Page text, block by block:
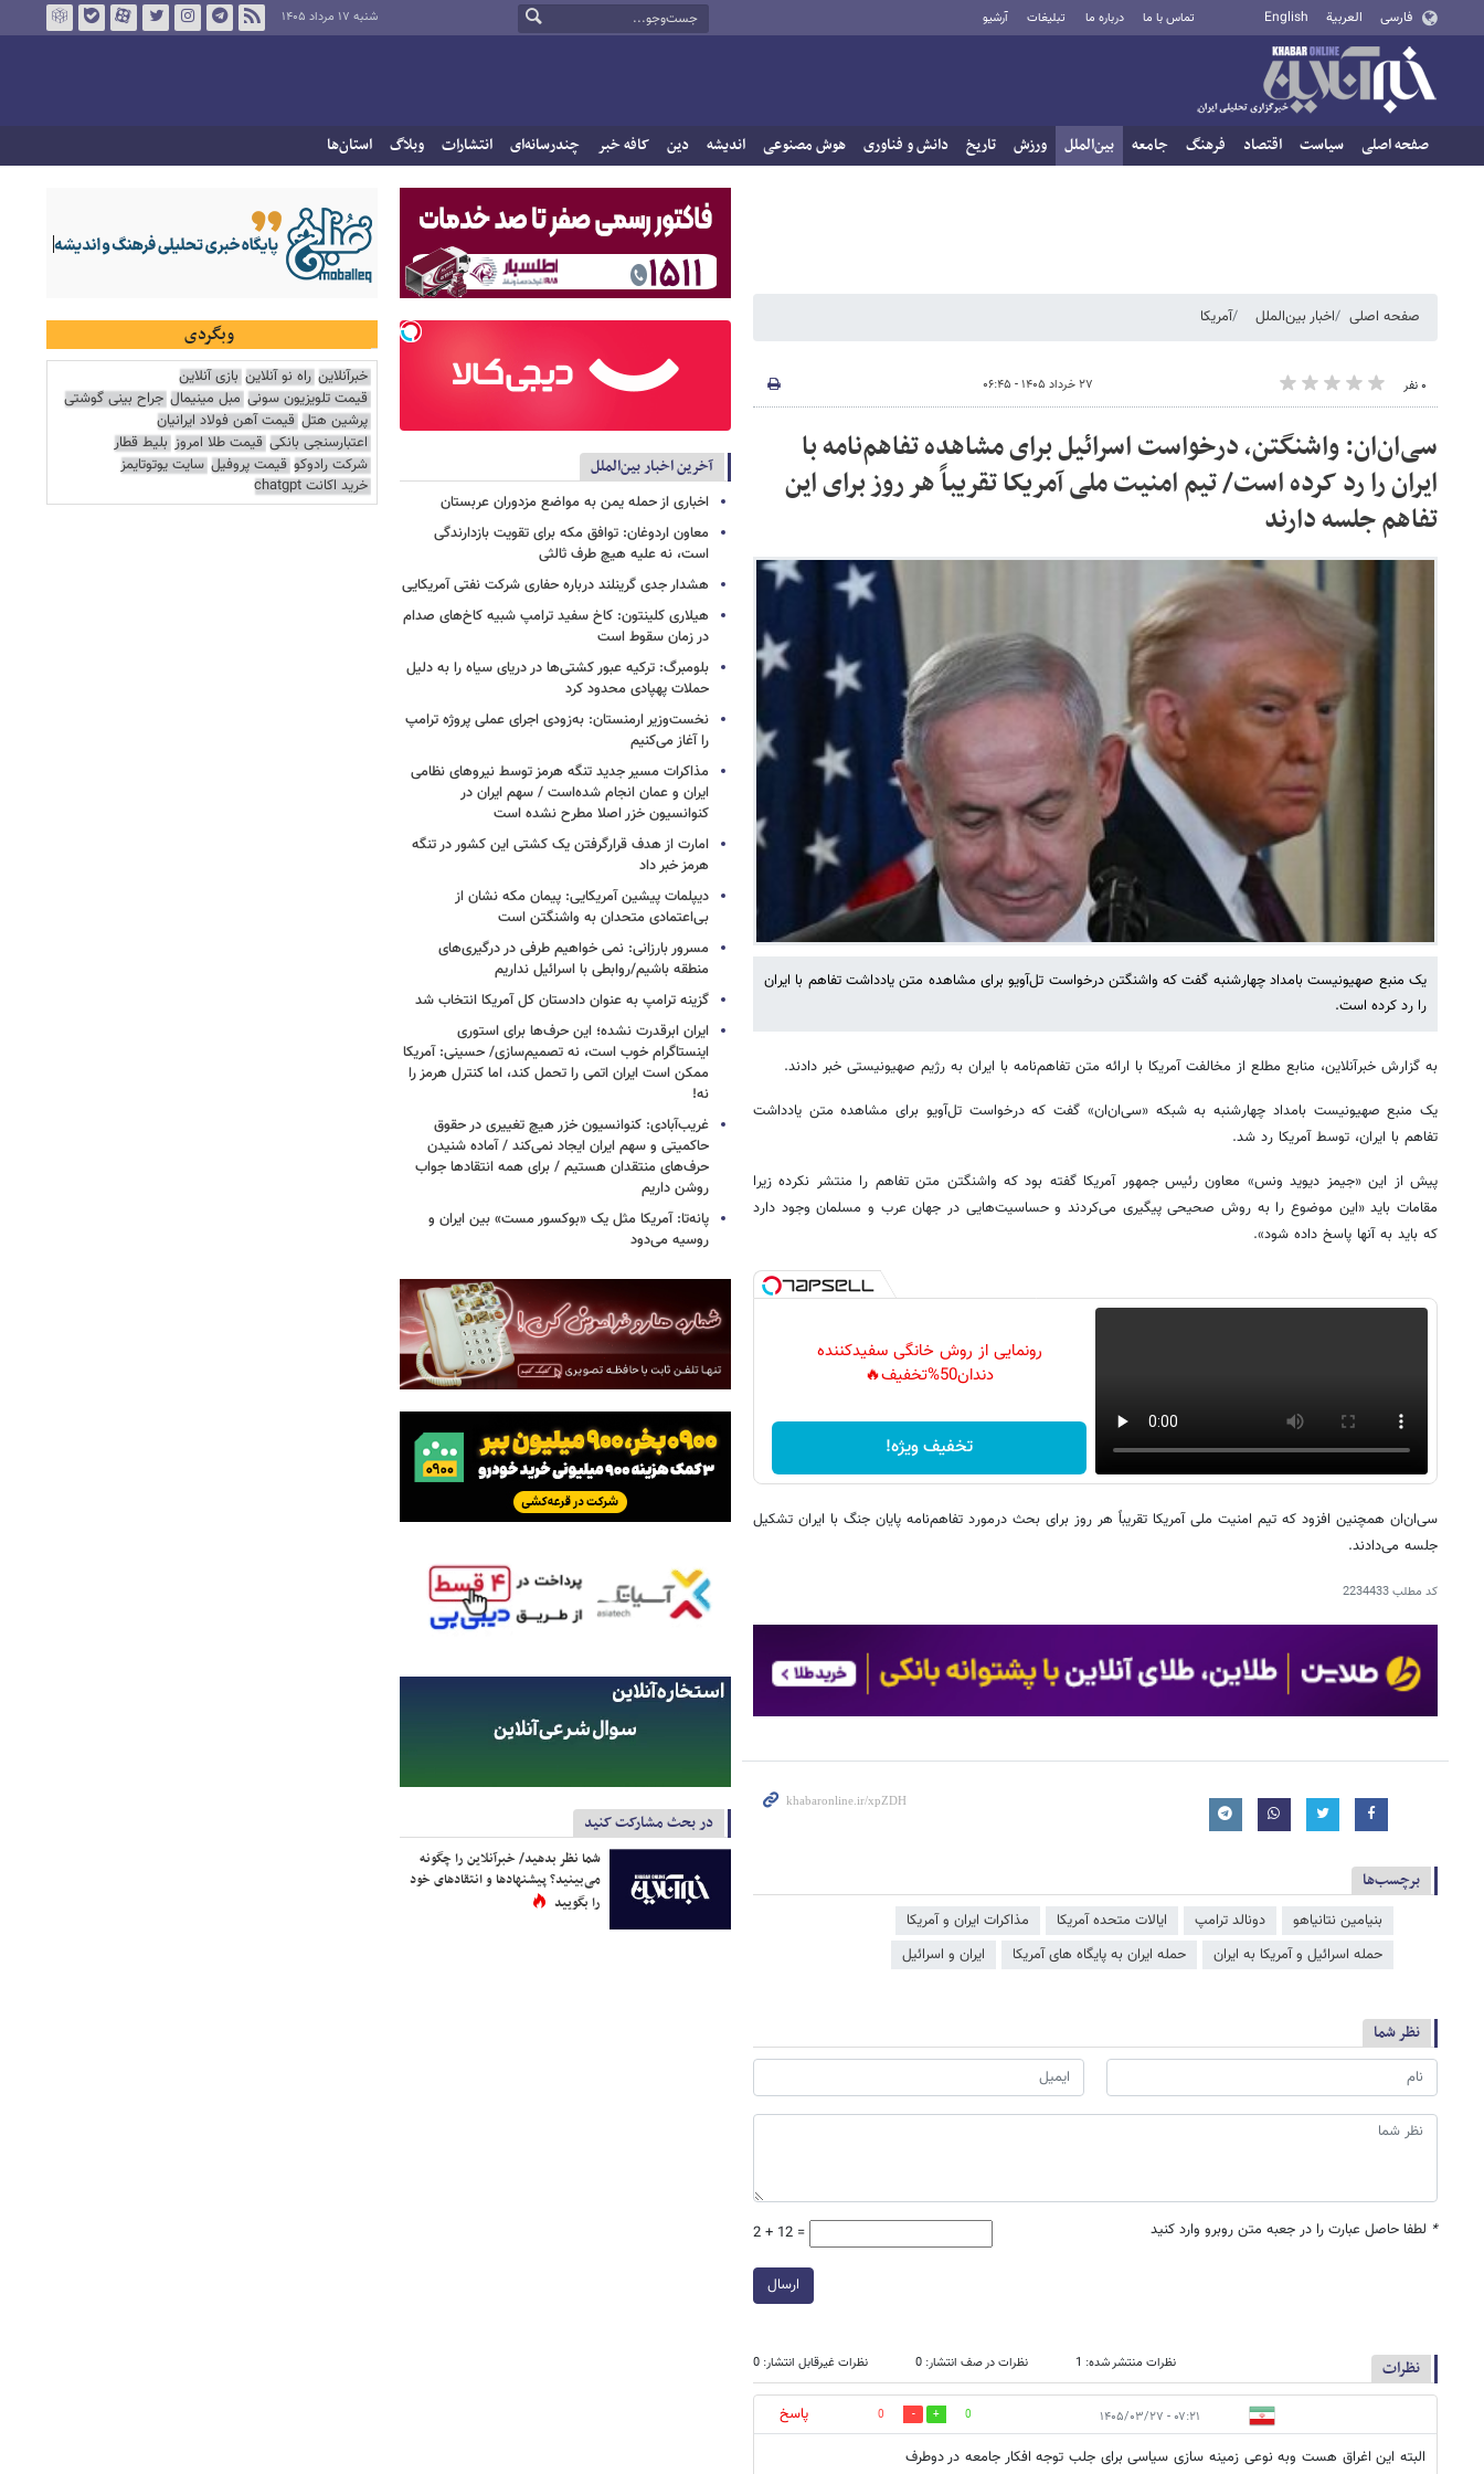
فارسی العربية English تماس با ما درباره ما تبلیغات آرشیو شنبه ۱۷ مرداد ۱۴۰۵
صفحه اصلی سیاست اقتصاد فرهنگ جامعه بین‌الملل ورزش تاریخ دانش و فناوری هوش مصنوعی اندیشه دین کافه خبر چندرسانه‌ای انتشارات وبلاگ استان‌ها
صفحه اصلی اخبار بین‌الملل آمریکا
۰ نفر ۲۷ خرداد ۱۴۰۵ - ۰۶:۴۵
سی‌ان‌ان: واشنگتن، درخواست اسرائیل برای مشاهده تفاهم‌نامه با
ایران را رد کرده است/ تیم امنیت ملی آمریکا تقریباً هر روز برای این
تفاهم جلسه دارند
یک منبع صهیونیست بامداد چهارشنبه گفت که واشنگتن درخواست تل‌آویو برای مشاهده متن یادداشت تفاهم با ایران
را رد کرده است.
به گزارش خبرآنلاین، منابع مطلع از مخالفت آمریکا با ارائه متن تفاهم‌نامه با ایران به رژیم صهیونیستی خبر دادند.
یک منبع صهیونیست بامداد چهارشنبه به شبکه «سی‌ان‌ان» گفت که درخواست تل‌آویو برای مشاهده متن یادداشت
تفاهم با ایران، توسط آمریکا رد شد.
پیش از این «جیمز دیوید ونس» معاون رئیس جمهور آمریکا گفته بود که واشنگتن متن تفاهم را منتشر نکرده زیرا
مقامات باید «این موضوع را به روش صحیحی پیگیری می‌کردند و حساسیت‌هایی در جهان عرب و مسلمان وجود دارد
که باید به آنها پاسخ داده شود».
رونمایی از روش خانگی سفیدکننده
دندان50%تخفیف🔥
تخفیف ویژه!
سی‌ان‌ان همچنین افزود که تیم امنیت ملی آمریکا تقریباً هر روز برای بحث درمورد تفاهم‌نامه پایان جنگ با ایران تشکیل
جلسه می‌دادند.
کد مطلب2234433
برچسب‌ها
بنیامین نتانیاهو دونالد ترامپ ایالات متحده آمریکا
مذاکرات ایران و آمریکا
حمله اسرائیل و آمریکا به ایران
حمله ایران به پایگاه های آمریکا ایران و اسرائیل
نظر شما
* لطفا حاصل عبارت را در جعبه متن روبرو وارد کنید 2 + 12 =
ارسال
نظرات نظرات منتشر شده: 1 نظرات در صف انتشار: 0 نظرات غیرقابل انتشار: 0
۰۷:۲۱ - ۱۴۰۵/۰۳/۲۷ 0
0
پاسخ
البته این اغراق هست وبه نوعی زمینه سازی سیاسی برای جلب توجه افکار جامعه در دوطرف
آخرین اخبار بین‌الملل
اخباری از حمله یمن به مواضع مزدوران عربستان
معاون اردوغان: توافق مکه برای تقویت بازدارندگی
است، نه علیه هیچ طرف ثالثی
هشدار جدی گرینلند درباره حفاری شرکت نفتی آمریکایی
هیلاری کلینتون: کاخ سفید ترامپ شبیه کاخ‌های صدام
در زمان سقوط است
بلومبرگ: ترکیه عبور کشتی‌ها در دریای سیاه را به دلیل
حملات پهپادی محدود کرد
نخست‌وزیر ارمنستان: به‌زودی اجرای عملی پروژه ترامپ
را آغاز می‌کنیم
مذاکرات مسیر جدید تنگه هرمز توسط نیروهای نظامی
ایران و عمان انجام شده‌است / سهم ایران در
کنوانسیون خزر اصلا مطرح نشده است
امارت از هدف قرارگرفتن یک کشتی این کشور در تنگه
هرمز خبر داد
دیپلمات پیشین آمریکایی: پیمان مکه نشان از
بی‌اعتمادی متحدان به واشنگتن است
مسرور بارزانی: نمی خواهیم طرفی در درگیری‌های
منطقه باشیم/روابطی با اسرائیل نداریم
گزینه ترامپ به عنوان دادستان کل آمریکا انتخاب شد
ایران ابرقدرت نشده؛ این حرف‌ها برای استوری
اینستاگرام خوب است، نه تصمیم‌سازی/ حسینی: آمریکا
ممکن است ایران اتمی را تحمل کند، اما کنترل هرمز را
نه!
غریب‌آبادی: کنوانسیون خزر هیچ تغییری در حقوق
حاکمیتی و سهم ایران ایجاد نمی‌کند / آماده شنیدن
حرف‌های منتقدان هستیم / برای همه انتقادها جواب
روشن داریم
پانه‌تا: آمریکا مثل یک «بوکسور مست» بین ایران و
روسیه می‌دود
در بحث مشارکت کنید
شما نظر بدهید/ خبرآنلاین را چگونه
می‌بینید؟ پیشنهادها و انتقادهای خود
را بگویید
وبگردی
خبرآنلاین راه نو آنلاین بازی آنلاین
قیمت تلویزیون سونی مبل مینیمال جراح بینی گوشتی
پرشین هتل قیمت آهن فولاد ایرانیان
اعتبارسنجی بانکی قیمت طلا امروز بلیط قطار
شرکت رادوکو قیمت پروفیل سایت یوتوتایمز
خرید اکانت chatgpt